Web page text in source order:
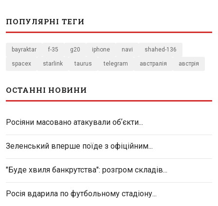
ПОПУЛЯРНІ ТЕГИ
bayraktar f-35 g20 iphone navi shahed-136
spacex starlink taurus telegram австралія австрія
ОСТАННІ НОВИНИ
Росіяни масовано атакували обʼєкти...
Зеленський вперше поїде з офіційним...
"Буде хвиля банкрутства": розгром складів...
Росія вдарила по футбольному стадіону...